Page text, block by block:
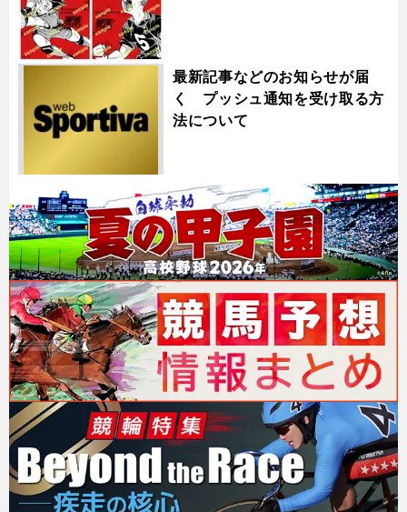
最新記事などのお知らせが届
く プッシュ通知を受け取る方
法について